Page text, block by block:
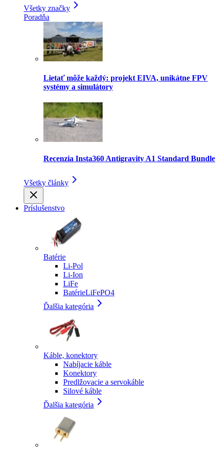
Všetky značky
Poradňa
Lietať môže každý: projekt EIVA, unikátne FPV
systémy a simulátory
Recenzia Insta360 Antigravity A1 Standard Bundle
Všetky články
Príslušenstvo
Batérie
Li-Pol
Li-Ion
LiFe
BatérieLiFePO4
Ďalšia kategória
Káble, konektory
Nabíjacie káble
Konektory
Predlžovacie a servokáble
Silové káble
Ďalšia kategória